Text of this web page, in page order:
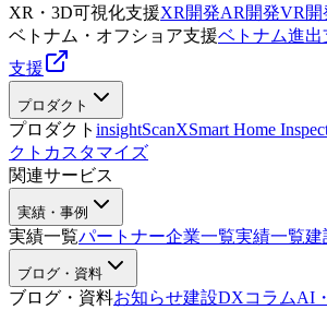
XR・3D可視化支援XR開発AR開発VR開
ベトナム・オフショア支援ベトナム進出
支援
プロダクト
プロダクト insightScanXSmart Home
クトカスタマイズ
関連サービス
実績・事例
実績一覧パートナー企業一覧実績一覧建
ブログ・資料
ブログ・資料お知らせ建設DXコラムAI